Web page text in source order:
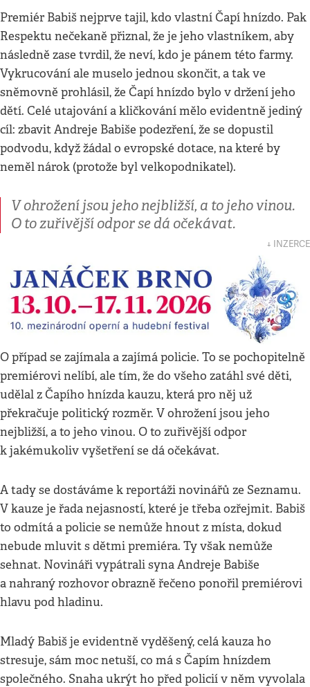
Premiér Babiš nejprve tajil, kdo vlastní Čapí hnízdo. Pak
Respektu nečekaně přiznal, že je jeho vlastníkem, aby
následně zase tvrdil, že neví, kdo je pánem této farmy.
Vykrucování ale muselo jednou skončit, a tak ve
sněmovně prohlásil, že Čapí hnízdo bylo v držení jeho
dětí. Celé utajování a kličkování mělo evidentně jediný
cíl: zbavit Andreje Babiše podezření, že se dopustil
podvodu, když žádal o evropské dotace, na které by
neměl nárok (protože byl velkopodnikatel).
V ohrožení jsou jeho nejbližší, a to jeho vinou.
O to zuřivější odpor se dá očekávat.
↓ INZERCE
O případ se zajímala a zajímá policie. To se pochopitelně
premiérovi nelíbí, ale tím, že do všeho zatáhl své děti,
udělal z Čapího hnízda kauzu, která pro něj už
překračuje politický rozměr. V ohrožení jsou jeho
nejbližší, a to jeho vinou. O to zuřivější odpor
k jakémukoliv vyšetření se dá očekávat.
A tady se dostáváme k reportáži novinářů ze Seznamu.
V kauze je řada nejasností, které je třeba ozřejmit. Babiš
to odmítá a policie se nemůže hnout z místa, dokud
nebude mluvit s dětmi premiéra. Ty však nemůže
sehnat. Novináři vypátrali syna Andreje Babiše
a nahraný rozhovor obrazně řečeno ponořil premiérovi
hlavu pod hladinu.
Mladý Babiš je evidentně vyděšený, celá kauza ho
stresuje, sám moc netuší, co má s Čapím hnízdem
společného. Snaha ukrýt ho před policií v něm vyvolala